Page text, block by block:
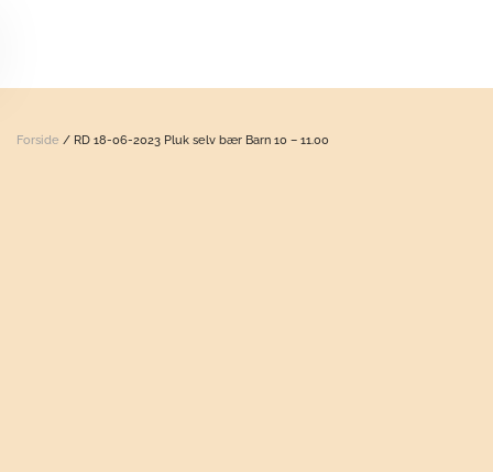
Forside / RD 18-06-2023 Pluk selv bær Barn 10 – 11.00